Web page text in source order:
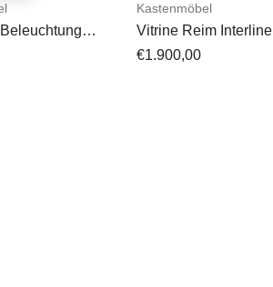
Rot / Grau
Kastenmöbel
Vitrine Reim Interline
Prisma Peter Maly
€1.900,00